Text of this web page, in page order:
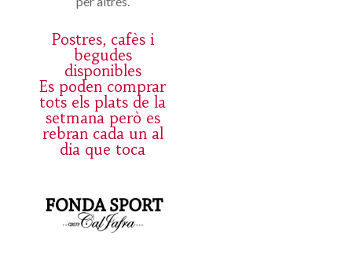
Postres, cafès i
begudes
disponibles
Es poden comprar
tots els plats de la
setmana però es
rebran cada un al
dia que toca